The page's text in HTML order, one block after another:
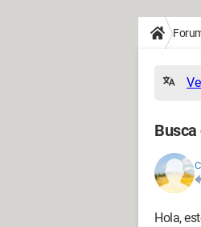
Busca
Hola,